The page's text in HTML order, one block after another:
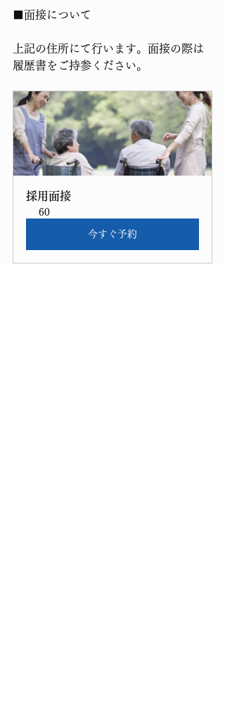
■面接について
上記の住所にて行います。面接の際は
履歴書をご持参ください。
採用面接
60
今すぐ予約